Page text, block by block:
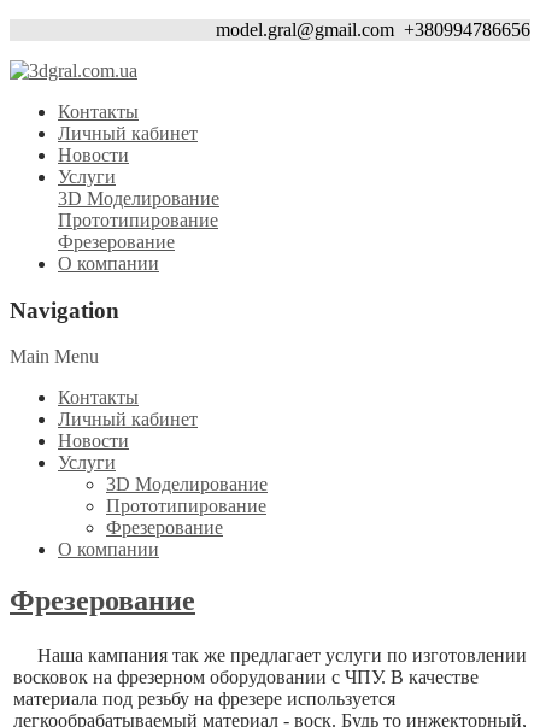
model.gral@gmail.com +380994786656
Контакты
Личный кабинет
Новости
Услуги
3D Моделирование
Прототипирование
Фрезерование
О компании
Navigation
Main Menu
Контакты
Личный кабинет
Новости
Услуги
3D Моделирование
Прототипирование
Фрезерование
О компании
Фрезерование
Наша кампания так же предлагает услуги по изготовлении
восковок на фрезерном оборудовании с ЧПУ. В качестве
материала под резьбу на фрезере используется
легкообрабатываемый материал - воск. Будь то инжекторный,